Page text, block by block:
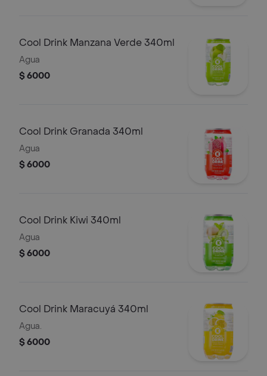
Cool Drink Manzana Verde 340ml
Agua
$ 6000
Cool Drink Granada 340ml
Agua
$ 6000
Cool Drink Kiwi 340ml
Agua
$ 6000
Cool Drink Maracuyá 340ml
Agua.
$ 6000